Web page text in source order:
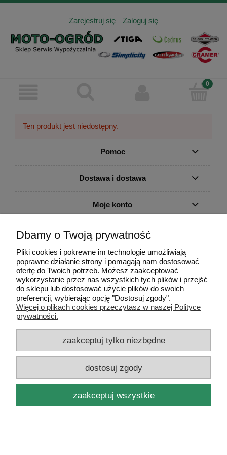
Zarejestruj się Zaloguj się
Ten produkt jest niedostępny.
Pomoc
Dostawa i dostawa
Moje konto
Gwarancja i zwroty
O firmie
pokaż pełną wersję strony
Sklep internetowy Shoper.pl
Dbamy o Twoją prywatność
Pliki cookies i pokrewne im technologie umożliwiają
poprawne działanie strony i pomagają nam dostosować
ofertę do Twoich potrzeb. Możesz zaakceptować
wykorzystanie przez nas wszystkich tych plików i przejść
do sklepu lub dostosować użycie plików do swoich
preferencji, wybierając opcję "Dostosuj zgody".
Więcej o plikach cookies przeczytasz w naszej Polityce
prywatności.
zaakceptuj tylko niezbędne
dostosuj zgody
zaakceptuj wszystkie